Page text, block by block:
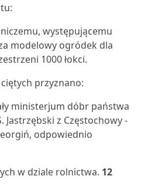
występującemu
modelowy ogródek dla
1000 łokci.
przyznano:
ministerjum dóbr państwa
Jastrzębski z Częstochowy -
odpowiednio
w dziale rolnictwa. 12